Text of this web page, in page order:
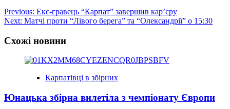
Post
navigation
Previous: Екс-гравець “Карпат” завершив кар’єру
Next: Матчі проти “Лівого берега” та “Олександрії” о 15:30
Схожі новини
Карпатівці в збірних
Юнацька збірна вилетіла з чемпіонату Європи